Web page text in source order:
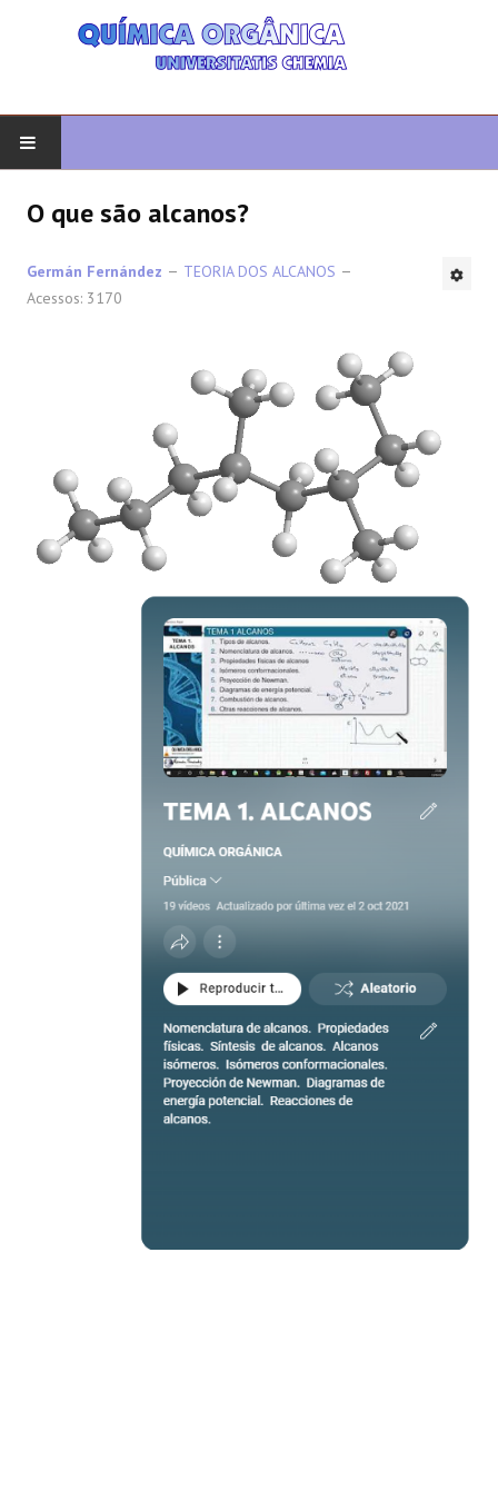
ORGÂNICO AVANÇADO
ESPECTROSCOPIA
REAÇÕES
O que são alcanos?
Germán Fernández
TEORIA DOS ALCANOS
Acessos: 3170